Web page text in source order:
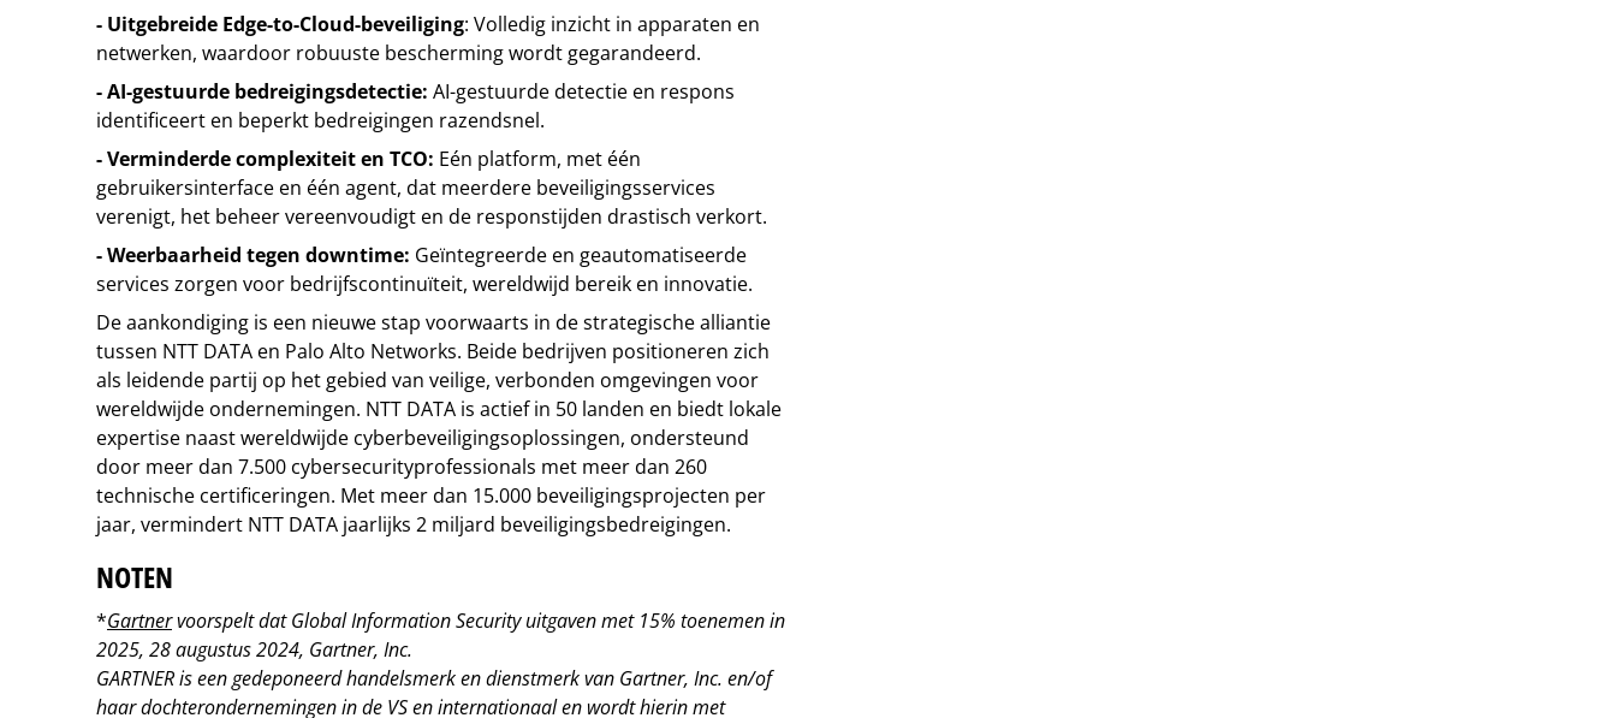
- Uitgebreide Edge-to-Cloud-beveiliging: Volledig inzicht in apparaten en
netwerken, waardoor robuuste bescherming wordt gegarandeerd.
- AI-gestuurde bedreigingsdetectie: AI-gestuurde detectie en respons
identificeert en beperkt bedreigingen razendsnel.
- Verminderde complexiteit en TCO: Eén platform, met één
gebruikersinterface en één agent, dat meerdere beveiligingsservices
verenigt, het beheer vereenvoudigt en de responstijden drastisch verkort.
- Weerbaarheid tegen downtime: Geïntegreerde en geautomatiseerde
services zorgen voor bedrijfscontinuïteit, wereldwijd bereik en innovatie.
De aankondiging is een nieuwe stap voorwaarts in de strategische alliantie
tussen NTT DATA en Palo Alto Networks. Beide bedrijven positioneren zich
als leidende partij op het gebied van veilige, verbonden omgevingen voor
wereldwijde ondernemingen. NTT DATA is actief in 50 landen en biedt lokale
expertise naast wereldwijde cyberbeveiligingsoplossingen, ondersteund
door meer dan 7.500 cybersecurityprofessionals met meer dan 260
technische certificeringen. Met meer dan 15.000 beveiligingsprojecten per
jaar, vermindert NTT DATA jaarlijks 2 miljard beveiligingsbedreigingen.
NOTEN
*Gartnervoorspelt dat Global Information Security uitgaven met 15% toenemen in
2025, 28 augustus 2024, Gartner, Inc.
GARTNER is een gedeponeerd handelsmerk en dienstmerk van Gartner, Inc. en/of
haar dochterondernemingen in de VS en internationaal en wordt hierin met